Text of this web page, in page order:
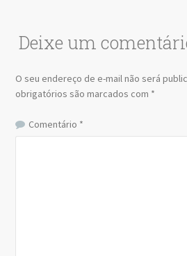
Deixe um
O seu endereço de e-mail não será
obrigatórios são marcados com *
Comentário *